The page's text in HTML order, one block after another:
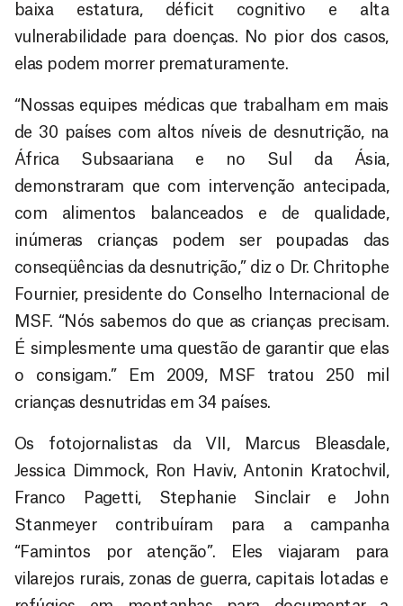
baixa estatura, déficit cognitivo e alta
vulnerabilidade para doenças. No pior dos casos,
elas podem morrer prematuramente.
“Nossas equipes médicas que trabalham em mais
de 30 países com altos níveis de desnutrição, na
África Subsaariana e no Sul da Ásia,
demonstraram que com intervenção antecipada,
com alimentos balanceados e de qualidade,
inúmeras crianças podem ser poupadas das
conseqüências da desnutrição,” diz o Dr. Chritophe
Fournier, presidente do Conselho Internacional de
MSF. “Nós sabemos do que as crianças precisam.
É simplesmente uma questão de garantir que elas
o consigam.” Em 2009, MSF tratou 250 mil
crianças desnutridas em 34 países.
Os fotojornalistas da VII, Marcus Bleasdale,
Jessica Dimmock, Ron Haviv, Antonin Kratochvil,
Franco Pagetti, Stephanie Sinclair e John
Stanmeyer contribuíram para a campanha
“Famintos por atenção”. Eles viajaram para
vilarejos rurais, zonas de guerra, capitais lotadas e